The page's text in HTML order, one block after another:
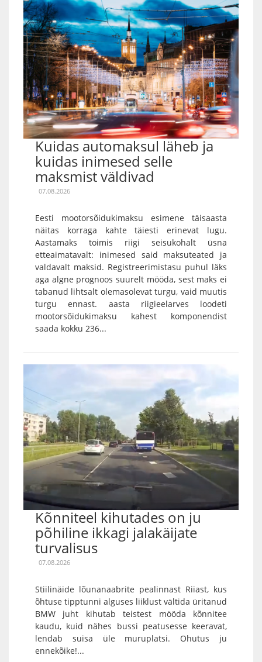
Kuidas automaksul läheb ja
kuidas inimesed selle
maksmist väldivad
07.08.2026
Eesti mootorsõidukimaksu esimene täisaasta
näitas korraga kahte täiesti erinevat lugu.
Aastamaks toimis riigi seisukohalt üsna
etteaimatavalt: inimesed said maksuteated ja
valdavalt maksid. Registreerimistasu puhul läks
aga algne prognoos suurelt mööda, sest maks ei
tabanud lihtsalt olemasolevat turgu, vaid muutis
turgu ennast. aasta riigieelarves loodeti
mootorsõidukimaksu kahest komponendist
saada kokku 236...
Kõnniteel kihutades on ju
põhiline ikkagi jalakäijate
turvalisus
07.08.2026
Stiilinäide lõunanaabrite pealinnast Riiast, kus
õhtuse tipptunni alguses liiklust vältida üritanud
BMW juht kihutab teistest mööda kõnnitee
kaudu, kuid nähes bussi peatusesse keeravat,
lendab suisa üle muruplatsi. Ohutus ju
ennekõike!...